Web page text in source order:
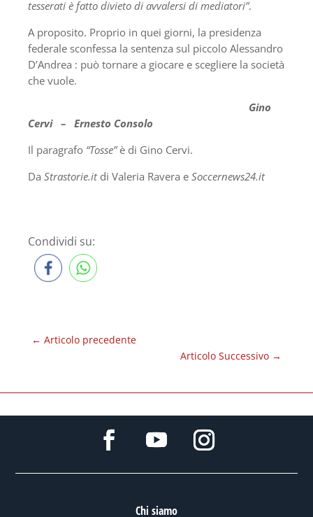
tesserati è fatto divieto di avvalersi di mediatori”.
A proposito. Proprio in quei giorni, la presidenza
federale sconfessa la sentenza sul piccolo Alessandro
D’Andrea : può tornare a giocare e scegliere la società
che vuole.
Gino
Cervi – Ernesto Consolo
Il paragrafo “Tosse”è di Gino Cervi.
Da Strastorie.it di Valeria Ravera e Soccernews24.it
Condividi su:
← Articolo precedente
Articolo Successivo →
Chi siamo